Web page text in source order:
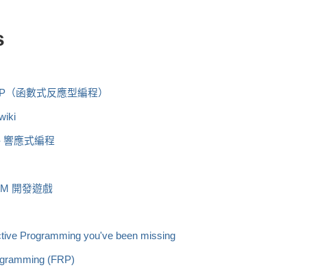
函數式反應型編程）
響應式編程
開發遊戲
Programming you've been missing
(FRP)